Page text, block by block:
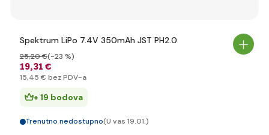
Spektrum LiPo 7.4V 350mAh JST PH2.0
19,31 €
25,20 €(-23 %)
15,45 € bez PDV-a
+ 19 bodova
Trenutno nedostupno(U vas 19.01.)